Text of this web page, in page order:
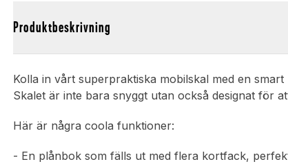
Produktbeskrivning
Kolla in vårt superpraktiska mobilskal med en
Skalet är inte bara snyggt utan också designat för
Här är några coola funktioner:
- En plånbok som fälls ut med flera kortfack,